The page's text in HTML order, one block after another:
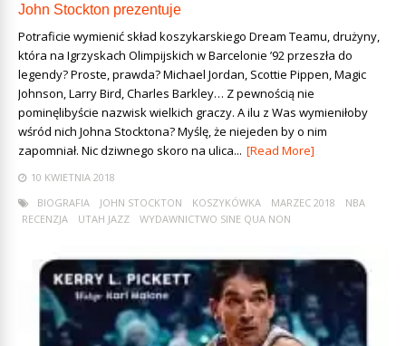
John Stockton prezentuje
Potraficie wymienić skład koszykarskiego Dream Teamu, drużyny,
która na Igrzyskach Olimpijskich w Barcelonie ’92 przeszła do
legendy? Proste, prawda? Michael Jordan, Scottie Pippen, Magic
Johnson, Larry Bird, Charles Barkley… Z pewnością nie
pominęlibyście nazwisk wielkich graczy. A ilu z Was wymieniłoby
wśród nich Johna Stocktona? Myślę, że niejeden by o nim
zapomniał. Nic dziwnego skoro na ulica... [Read More]
10 KWIETNIA 2018
BIOGRAFIA
JOHN STOCKTON KOSZYKÓWKA MARZEC 2018
NBA
RECENZJA
UTAH JAZZ WYDAWNICTWO SINE QUA NON